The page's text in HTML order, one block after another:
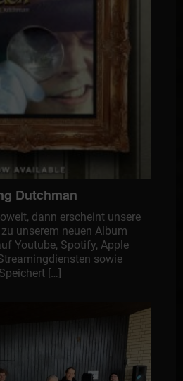
Dutchman
dann erscheint unsere
unserem neuen Album
Youtube, Spotify, Apple
sowie
[…]